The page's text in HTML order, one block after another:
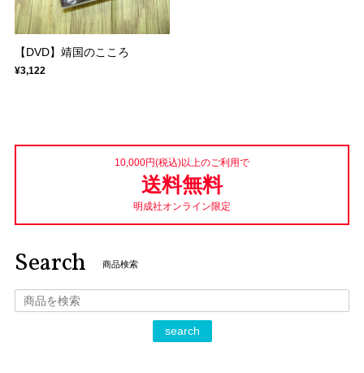
【DVD】靖国のこころ
¥3,122
10,000円(税込)以上のご利用で
送料無料
明成社オンライン限定
Search 商品検索
search